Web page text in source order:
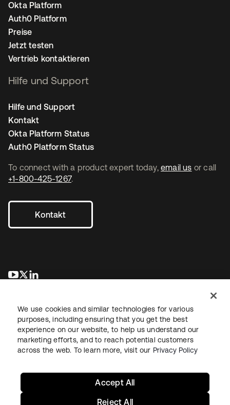
To connect with a product expert today, email us or call
+1-800-425-1267.
Kontakt
wird in einer neuen Registerkarte geöffnet
wird in einer neuen Registerkarte geöffnet
Okta Platform
Auth0 Platform
Preise
Jetzt testen
Vertrieb kontaktieren
Hilfe und Support
Hilfe und Support
Kontakt
Okta Platform Status
Auth0 Platform Status
RechtDatenschutzrichtlinieNutzungsbedingungenSicherheit
We use cookies and similar technologies for various
purposes, including ensuring that you get the best
experience on our website, to help us understand our
marketing efforts, and to reach potential customers
across the web. To learn more, visit our Privacy Policy
Reject All
Accept All